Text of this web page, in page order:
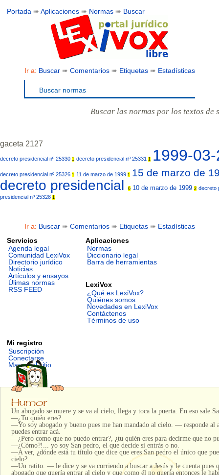
Portada ➠Aplicaciones ➠ Normas ➠ Buscar
Ir a: Buscar➠ Comentarios➠ Etiquetas➠ Estadísticas
Buscar normas
Buscar las normas por los textos de
gaceta 2127
decreto presidencial nº 25330 1 decreto presidencial nº 25331 1 1999-
decreto presidencial nº 25326 1 11 de marzo de 1999 1 15 de marzo de
decreto presidencial 6 10 de marzo de 1999 2 decreto
presidencial nº 25328 1
Ir a: Buscar➠ Comentarios➠ Etiquetas➠ Estadísticas
Servicios
Agenda legal
Comunidad LexiVox
Directorio jurídico
Noticias
Artículos y ensayos
Úlimas normas
RSS FEED
Aplicaciones
Normas
Diccionario legal
Barra de herramientas
LexiVox
¿Qué es LexiVox?
Quiénes somos
Novedades en LexiVox
Contáctenos
Términos de uso
Mi registro
Suscripción
Conectarse
Mapa del sitio
Un abogado se muere y se va al cielo, llega y toca la puerta. En eso sale
—¿Tu quién eres?
—Yo soy abogado y bueno pues me han mandado al cielo. — responde
puedes entrar acá.
—¿Pero como que no puedo entrar?, ¿tu quién eres para decirme que no
—¿Cómo?!... yo soy San pedro, el que decide si entrás o no.
—A ver, ¿dónde está tu título que dice que eres San pedro el único que
cielo?
—Un ratito. — le dice y se va corriendo a buscar a Jesús y le cuenta pues
abogado que quería entrar al cielo y que como él no quería entonces le